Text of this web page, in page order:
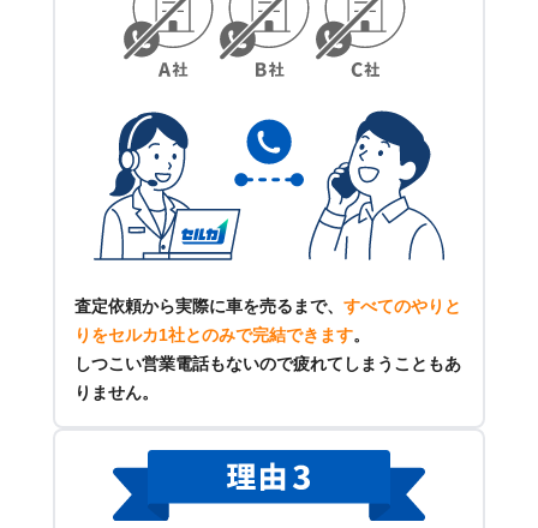
査定依頼から実際に車を売るまで、 すべてのやりと
りをセルカ1社とのみで完結できます。
しつこい営業電話もないので疲れてしまうこともあ
りません。